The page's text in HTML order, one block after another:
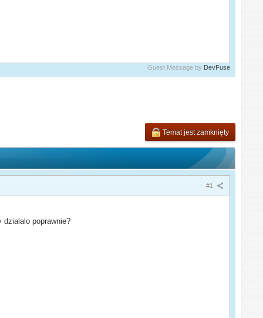
Guest Message by DevFuse
Temat jest zamknięty
#1
poprawnie?